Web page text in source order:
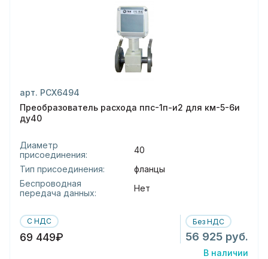
арт. РСХ6494
Преобразователь расхода ппс-1п-и2 для км-5-6и
ду40
Диаметр
присоединения:
40
Тип присоединения:
фланцы
Беспроводная
передача данных:
Нет
С НДС
69 449₽
Без НДС
56 925 руб.
В наличии